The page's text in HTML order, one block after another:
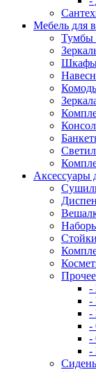
Мебель для
Тумбы
Аксессуары
Прочее
-
-
-
-
-
-